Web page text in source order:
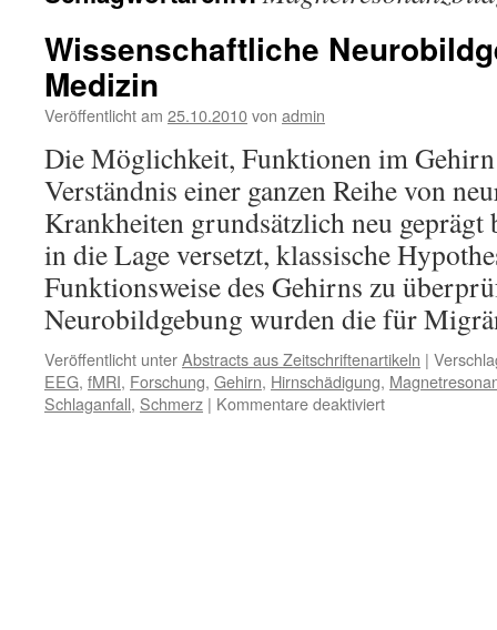
Wissenschaftliche
Medizin
Veröffentlicht am 25.10.2010von admin
Die Möglichkeit, Funktionen im
Verständnis einer ganzen Reihe von
Krankheiten grundsätzlich neu geprägt
in die Lage versetzt, klassische
Funktionsweise des Gehirns zu
Neurobildgebung wurden die für
Veröffentlicht unterAbstracts aus Zeitschriftenartikeln |
EEG, fMRI, Forschung, Gehirn, Hirnschädigung,
Schlaganfall, Schmerz | Kommentare deaktiviertfür